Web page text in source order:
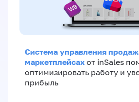
Система управления
маркетплейсах от inSales
оптимизировать работу и
прибыль